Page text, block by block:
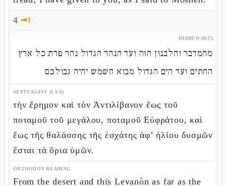
4 🗝️3
HEBREW (MT)
מהמדבר והלבנון הזה ועד הנהר הגדול נהר פרת כל ארץ
החתים ועד הים הגדול מבוא השמש יהיה גבולכם
SEPTUAGINT (LXX)
τὴν ἔρημον καὶ τὸν Ἀντιλίβανον ἕως τοῦ
ποταμοῦ τοῦ μεγάλου, ποταμοῦ Εὐφράτου, καὶ
ἕως τῆς θαλάσσης τῆς ἐσχάτης ἀφ’ ἡλίου δυσμῶν
ἔσται τὰ ὅρια ὑμῶν.
ORTHODOX READING
From the desert and this Levanòn as far as the